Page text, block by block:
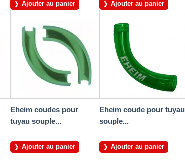
Ajouter au panier Ajouter au panier
Eheim coudes pour
tuyau souple...
Ajouter au panier
Eheim coude pour tuyau
souple...
Ajouter au panier